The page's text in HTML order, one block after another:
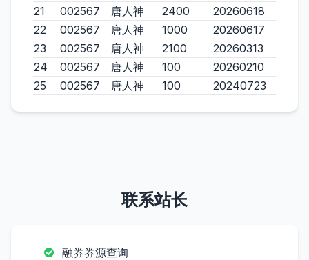
21
002567 唐人神 2400
20260618
22
002567 唐人神 1000
20260617
23
002567 唐人神 2100
20260313
24
002567 唐人神 100
20260210
25
002567 唐人神 100 20240723
联系站长
融券券源查询